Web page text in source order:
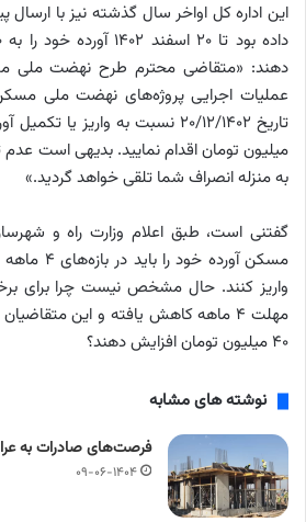
این اداره کل اواخر سال گذشته نیز با
دهند: «متقاضی محترم طرح نهضت ملی
عملیات اجرایی پروژه‌های نهضت ملی
میلیون تومان اقدام نمایید. بدیهی است
به منزله انصراف شما تلقی خواهد گردید.»
گفتنی است، طبق اعلام وزارت راه و
واریز کنند. حال مشخص نیست چرا برای
۴۰ میلیون تومان افزایش دهند؟
نوشته های مشابه
فرصت‌های صادرات به
۰۹-۰۶-۱۴۰۴